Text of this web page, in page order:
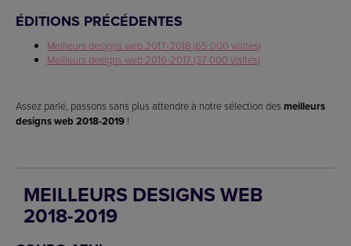
ÉDITIONS PRÉCÉDENTES
Meilleurs designs web 2017-2018 (65 000 visites)
Meilleurs designs web 2016-2017 (37 000 visites)
Assez parlé, passons sans plus attendre à notre sélection des meilleurs
designs web 2018-2019 !
MEILLEURS DESIGNS WEB
2018-2019